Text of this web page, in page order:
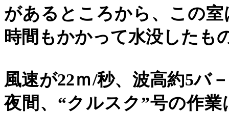
があるところから、この
時間もかかって水没したも
風速が22ｍ/秒、波高約5バ
夜間、 “クルスク”号の作業